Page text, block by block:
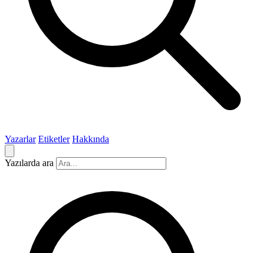
Yazarlar Etiketler Hakkında
Yazılarda ara